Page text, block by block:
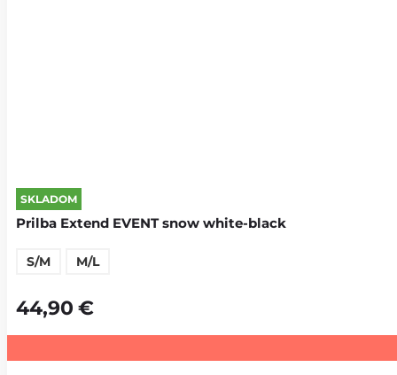
SKLADOM
Prilba Extend EVENT snow white-black
S/M M/L
44,90€